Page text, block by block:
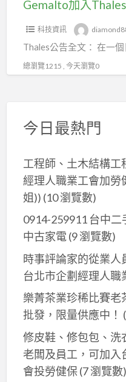
科技資訊
Thales公告全文： 在一
總瀏覽1215 , 今天瀏覽0
今日最熱門
工程師、土木結構
經理人職業工會加勞
姐)) (10 瀏覽數)
0914-259911 台中
中古家電(9 瀏覽數)
時事評論家的從業人
台北市企劃經理人職
樂菁茶業珍稀比賽老
批發，限量供應中！
修皮鞋、修包包、洗
老闆及員工，可加入
會投勞健保(7 瀏覽數)